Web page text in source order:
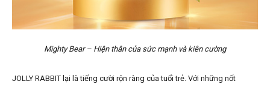
Mighty Bear – Hiện thân của sức mạnh và kiên cường
JOLLY RABBIT lại là tiếng cười rộn ràng của tuổi trẻ. Với những nốt